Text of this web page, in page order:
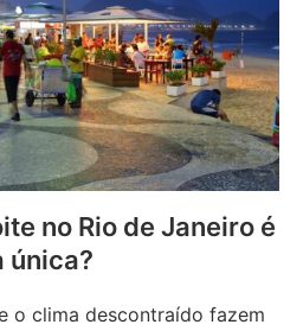
no Rio de Janeiro é
única?
o clima descontraído fazem